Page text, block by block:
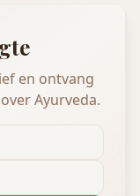
en ontvang
Ayurveda.